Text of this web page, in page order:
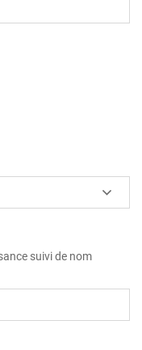
suivi de nom